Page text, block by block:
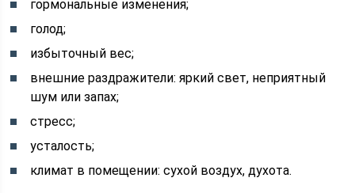
гормональные изменения;
голод;
избыточный вес;
внешние раздражители: яркий свет, неприятный
шум или запах;
стресс;
усталость;
климат в помещении: сухой воздух, духота.